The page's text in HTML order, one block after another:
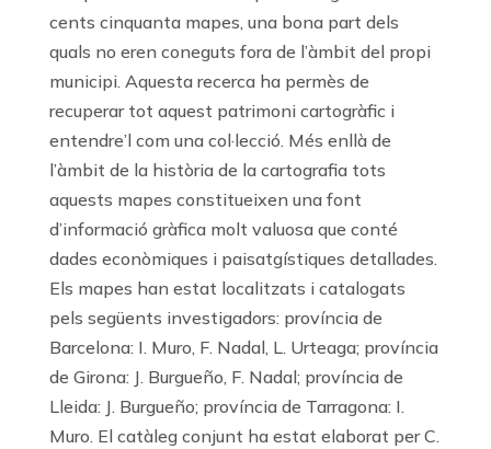
cents cinquanta mapes, una bona part dels
quals no eren coneguts fora de l’àmbit del propi
municipi. Aquesta recerca ha permès de
recuperar tot aquest patrimoni cartogràfic i
entendre’l com una col·lecció. Més enllà de
l’àmbit de la història de la cartografia tots
aquests mapes constitueixen una font
d’informació gràfica molt valuosa que conté
dades econòmiques i paisatgístiques detallades.
Els mapes han estat localitzats i catalogats
pels següents investigadors: província de
Barcelona: I. Muro, F. Nadal, L. Urteaga; província
de Girona: J. Burgueño, F. Nadal; província de
Lleida: J. Burgueño; província de Tarragona: I.
Muro. El catàleg conjunt ha estat elaborat per C.